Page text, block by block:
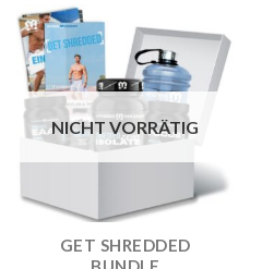
NICHT VORRÄTIG
GET SHREDDED